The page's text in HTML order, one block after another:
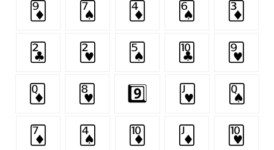
🃉 🂧 🃄 🂦 🃃
🃒 🂲 🂥 🃚 🂹
🃍 🂸 9️⃣ 🂻 🂭
🃇 🂤 🃊 🃋 🂺